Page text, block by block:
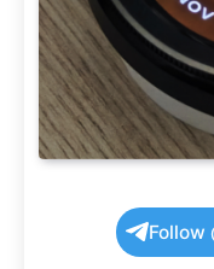
Follow